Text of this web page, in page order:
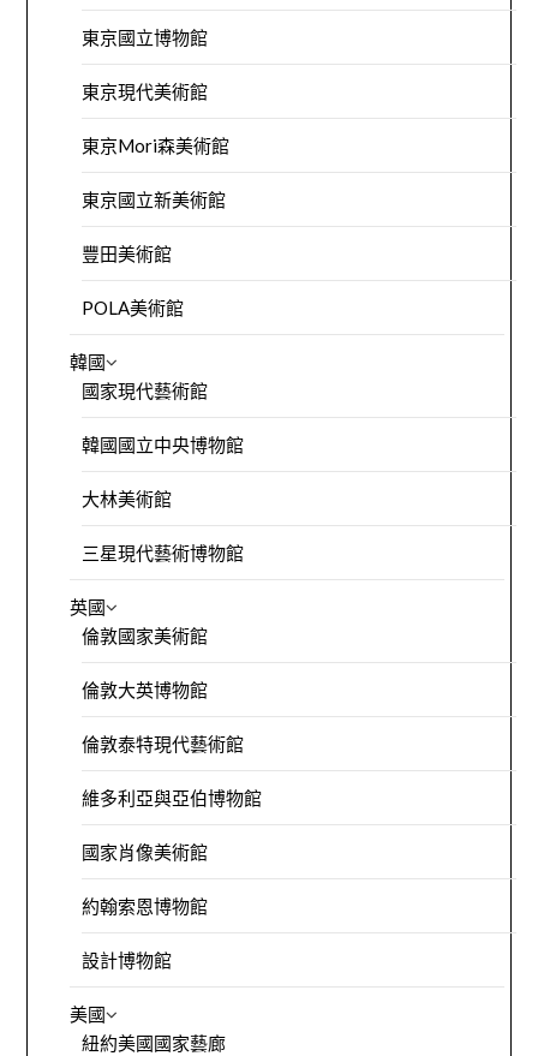
東京國立博物館
東京現代美術館
東京Mori森美術館
東京國立新美術館
豐田美術館
POLA美術館
韓國
國家現代藝術館
韓國國立中央博物館
大林美術館
三星現代藝術博物館
英國
倫敦國家美術館
倫敦大英博物館
倫敦泰特現代藝術館
維多利亞與亞伯博物館
國家肖像美術館
約翰索恩博物館
設計博物館
美國
紐約美國國家藝廊